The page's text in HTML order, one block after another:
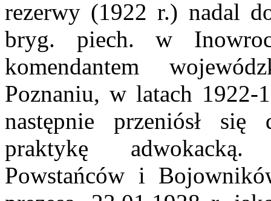
rezerwy (1922 r.) nadal
bryg. piech. w
komendantem
Poznaniu, w latach 1922-
następnie przeniósł się
praktykę adwokacką.
Powstańców i